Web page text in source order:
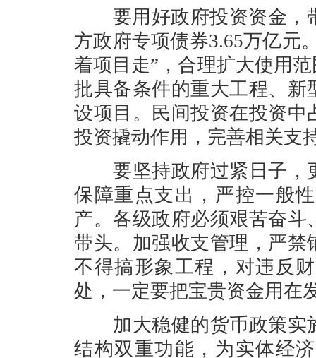
要用好政府投资资金，
方政府专项债券3.65万亿元
着项目走”，合理扩大使用
批具备条件的重大工程、
设项目。民间投资在投资
投资撬动作用，完善相关支
要坚持政府过紧日子，
保障重点支出，严控一般
产。各级政府必须艰苦奋
带头。加强收支管理，严
不得搞形象工程，对违反
处，一定要把宝贵资金用在
加大稳健的货币政策实
结构双重功能，为实体经